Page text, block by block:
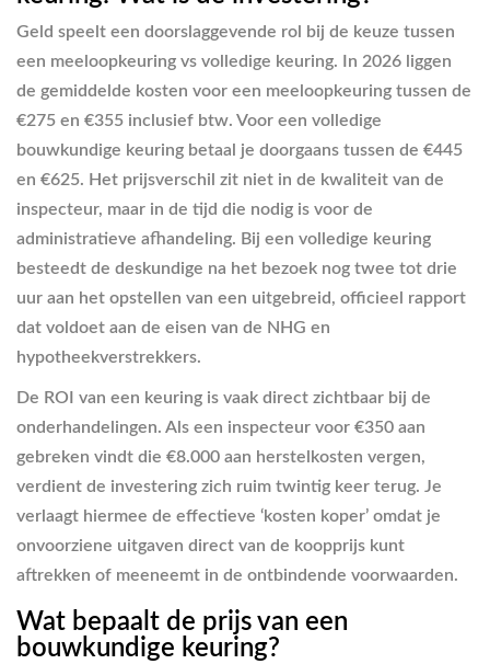
Geld speelt een doorslaggevende rol bij de keuze tussen
een meeloopkeuring vs volledige keuring. In 2026 liggen
de gemiddelde kosten voor een meeloopkeuring tussen de
€275 en €355 inclusief btw. Voor een volledige
bouwkundige keuring betaal je doorgaans tussen de €445
en €625. Het prijsverschil zit niet in de kwaliteit van de
inspecteur, maar in de tijd die nodig is voor de
administratieve afhandeling. Bij een volledige keuring
besteedt de deskundige na het bezoek nog twee tot drie
uur aan het opstellen van een uitgebreid, officieel rapport
dat voldoet aan de eisen van de NHG en
hypotheekverstrekkers.
De ROI van een keuring is vaak direct zichtbaar bij de
onderhandelingen. Als een inspecteur voor €350 aan
gebreken vindt die €8.000 aan herstelkosten vergen,
verdient de investering zich ruim twintig keer terug. Je
verlaagt hiermee de effectieve ‘kosten koper’ omdat je
onvoorziene uitgaven direct van de koopprijs kunt
aftrekken of meeneemt in de ontbindende voorwaarden.
Wat bepaalt de prijs van een
bouwkundige keuring?